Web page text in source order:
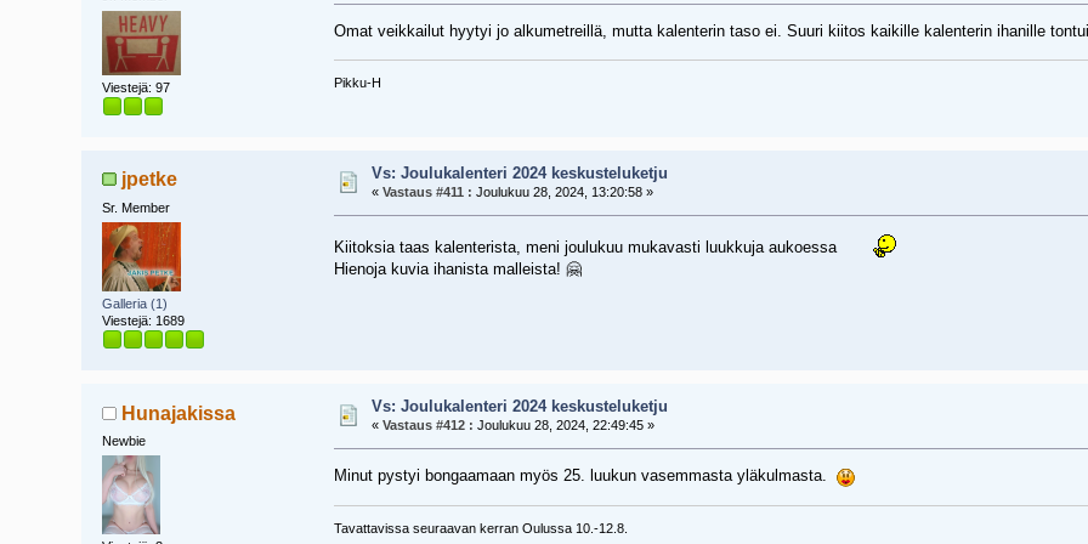
Viestejä: 97
Omat veikkailut hyytyi jo alkumetreillä, mutta kalenterin taso ei. Suuri kiitos kaikille kalenterin ihanille
Pikku-H
jpetke
Sr. Member
Galleria (1)
Viestejä: 1689
Vs: Joulukalenteri 2024 keskusteluketju
« Vastaus #411 : Joulukuu 28, 2024, 13:20:58 »
Kiitoksia taas kalenterista, meni joulukuu mukavasti luukkuja aukoessa
Hienoja kuvia ihanista malleista! 🤗
Hunajakissa
Newbie
Vs: Joulukalenteri 2024 keskusteluketju
« Vastaus #412 : Joulukuu 28, 2024, 22:49:45 »
Minut pystyi bongaamaan myös 25. luukun vasemmasta yläkulmasta.
Tavattavissa seuraavan kerran Oulussa 10.-12.8.